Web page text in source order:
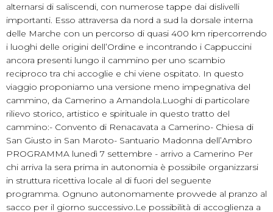
alternarsi di saliscendi, con numerose tappe dai dislivelli
importanti. Esso attraversa da nord a sud la dorsale interna
delle Marche con un percorso di quasi 400 km ripercorrendo
i luoghi delle origini dell’Ordine e incontrando i Cappuccini
ancora presenti lungo il cammino per uno scambio
reciproco tra chi accoglie e chi viene ospitato. In questo
viaggio proponiamo una versione meno impegnativa del
cammino, da Camerino a Amandola.Luoghi di particolare
rilievo storico, artistico e spirituale in questo tratto del
cammino:- Convento di Renacavata a Camerino- Chiesa di
San Giusto in San Maroto- Santuario Madonna dell’Ambro
PROGRAMMA lunedì 7 settembre - arrivo a Camerino Per
chi arriva la sera prima in autonomia è possibile organizzarsi
in struttura ricettiva locale al di fuori del seguente
programma. Ognuno autonomamente provvede al pranzo al
sacco per il giorno successivo.Le possibilità di accoglienza a